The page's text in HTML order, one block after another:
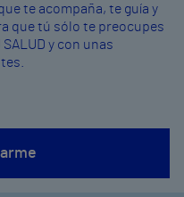
te acompaña, te guía y
que tú sólo te preocupes
y con unas